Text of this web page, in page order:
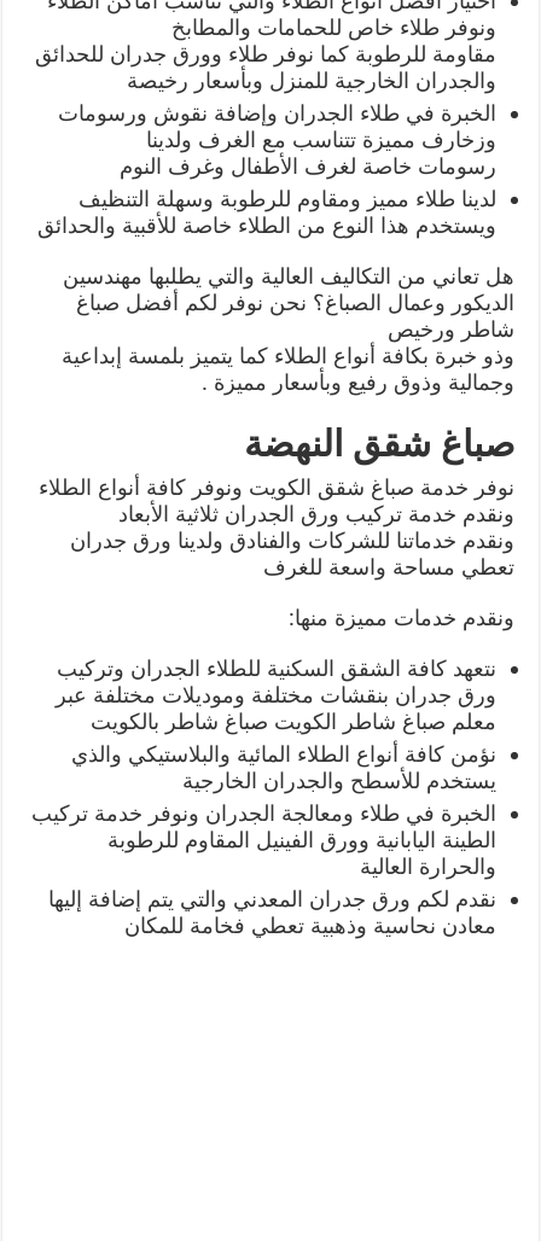
ونوفر طلاء خاص للحمامات والمطابخ
مقاومة للرطوبة كما نوفر طلاء وورق جدران للحدائق
والجدران الخارجية للمنزل وبأسعار رخيصة
الخبرة في طلاء الجدران وإضافة نقوش ورسومات
وزخارف مميزة تتناسب مع الغرف ولدينا
رسومات خاصة لغرف الأطفال وغرف النوم
لدينا طلاء مميز ومقاوم للرطوبة وسهلة التنظيف
ويستخدم هذا النوع من الطلاء خاصة للأقبية والحدائق
هل تعاني من التكاليف العالية والتي يطلبها مهندسين
الديكور وعمال الصباغ؟ نحن نوفر لكم أفضل صباغ
شاطر ورخيص
وذو خبرة بكافة أنواع الطلاء كما يتميز بلمسة إبداعية
وجمالية وذوق رفيع وبأسعار مميزة .
صباغ شقق النهضة
نوفر خدمة صباغ شقق الكويت ونوفر كافة أنواع الطلاء
ونقدم خدمة تركيب ورق الجدران ثلاثية الأبعاد
ونقدم خدماتنا للشركات والفنادق ولدينا ورق جدران
تعطي مساحة واسعة للغرف
ونقدم خدمات مميزة منها:
نتعهد كافة الشقق السكنية للطلاء الجدران وتركيب
ورق جدران بنقشات مختلفة وموديلات مختلفة عبر
معلم صباغ شاطر الكويت صباغ شاطر بالكويت
نؤمن كافة أنواع الطلاء المائية والبلاستيكي والذي
يستخدم للأسطح والجدران الخارجية
الخبرة في طلاء ومعالجة الجدران ونوفر خدمة تركيب
الطينة اليابانية وورق الفينيل المقاوم للرطوبة
والحرارة العالية
نقدم لكم ورق جدران المعدني والتي يتم إضافة إليها
معادن نحاسية وذهبية تعطي فخامة للمكان